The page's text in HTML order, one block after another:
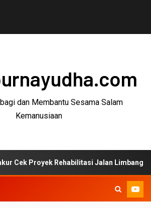
dan Membantu Sesama Salam
Kemanusiaan
Rehabilitasi Jalan Limbangan–Selaawi